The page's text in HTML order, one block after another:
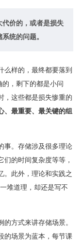
代价的，或者是损失
统的问题。
么样的，最终都要落到
的，剩下的都是小问
，这些都是损失惨重的
、最重要、最关键的组
事。存储涉及很多理论
的时间复杂度等等，
。此外，理论和实践之
堆道理，却还是写不
方式来讲存储场景。
的场景为蓝本，每节课